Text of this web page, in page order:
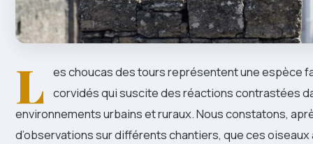
L es choucas des tours représentent une espèce
corvidés qui suscite des réactions contrastées
environnements urbains et ruraux. Nous constatons,
d’observations sur différents chantiers, que ces oiseaux